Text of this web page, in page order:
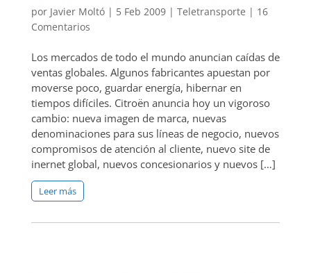
por Javier Moltó| 5 Feb 2009| Teletransporte | 16
Comentarios
Los mercados de todo el mundo anuncian caídas de
ventas globales. Algunos fabricantes apuestan por
moverse poco, guardar energía, hibernar en
tiempos difíciles. Citroën anuncia hoy un vigoroso
cambio: nueva imagen de marca, nuevas
denominaciones para sus líneas de negocio, nuevos
compromisos de atención al cliente, nuevo site de
inernet global, nuevos concesionarios y nuevos […]
Leer más